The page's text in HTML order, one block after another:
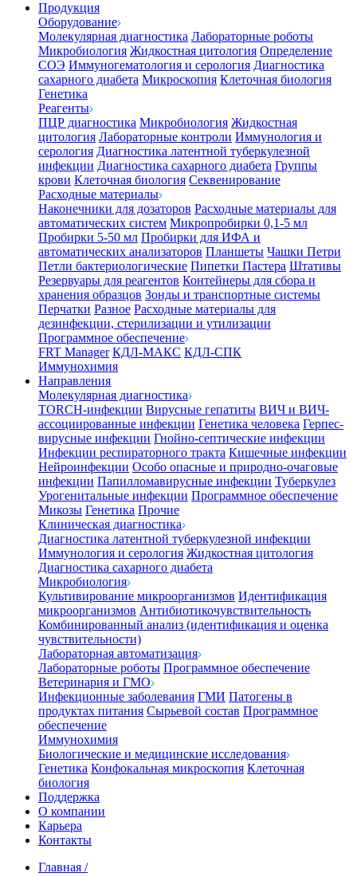
Продукция
Оборудование
Молекулярная диагностика Лабораторные роботы
Микробиология Жидкостная цитология Определение
СОЭ Иммуногематология и серология Диагностика
сахарного диабета Микроскопия Клеточная биология
Генетика
Реагенты
ПЦР диагностика Микробиология Жидкостная
цитология Лабораторные контроли Иммунология и
серология Диагностика латентной туберкулезной
инфекции Диагностика сахарного диабета Группы
крови Клеточная биология Секвенирование
Расходные материалы
Наконечники для дозаторов Расходные материалы для
автоматических систем Микропробирки 0,1-5 мл
Пробирки 5-50 мл Пробирки для ИФА и
автоматических анализаторов Планшеты Чашки Петри
Петли бактериологические Пипетки Пастера Штативы
Резервуары для реагентов Контейнеры для сбора и
хранения образцов Зонды и транспортные системы
Перчатки Разное Расходные материалы для
дезинфекции, стерилизации и утилизации
Программное обеспечение
FRT Manager КДЛ-МАКС КДЛ-СПК
Иммунохимия
Направления
Молекулярная диагностика
TORCH-инфекции Вирусные гепатиты ВИЧ и ВИЧ-
ассоциированные инфекции Генетика человека Герпес-
вирусные инфекции Гнойно-септические инфекции
Инфекции респираторного тракта Кишечные инфекции
Нейроинфекции Особо опасные и природно-очаговые
инфекции Папилломавирусные инфекции Туберкулез
Урогенитальные инфекции Программное обеспечение
Микозы Генетика Прочие
Клиническая диагностика
Диагностика латентной туберкулезной инфекции
Иммунология и серология Жидкостная цитология
Диагностика сахарного диабета
Микробиология
Культивирование микроорганизмов Идентификация
микроорганизмов Антибиотикочувствительность
Комбинированный анализ (идентификация и оценка
чувствительности)
Лабораторная автоматизация
Лабораторные роботы Программное обеспечение
Ветеринария и ГМО
Инфекционные заболевания ГМИ Патогены в
продуктах питания Сырьевой состав Программное
обеспечение
Иммунохимия
Биологические и медицинские исследования
Генетика Конфокальная микроскопия Клеточная
биология
Поддержка
О компании
Карьера
Контакты
Главная /